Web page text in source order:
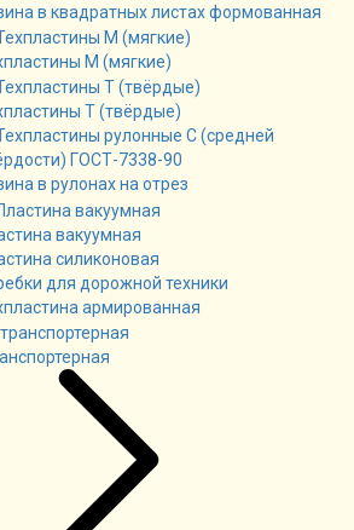
в квадратных листах формованная
М (мягкие)
Т (твёрдые)
в рулонах на отрез
вакуумная
силиконовая
для дорожной техники
армированная